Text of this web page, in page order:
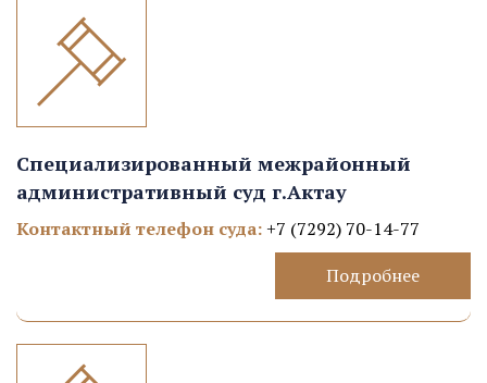
Специализированный межрайонный
административный суд г.Актау
Контактный телефон суда: +7 (7292) 70-14-77
Подробнее